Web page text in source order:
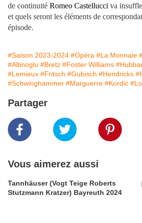
de continuité Romeo Castellucci va
et quels seront les éléments de
épisode.
#Saison 2023-2024 #Opéra #La Monnaie
#Altinoglu #Bretz #Foster Williams
#Lemieux #Fritsch #Gubisch #Hendricks
#Schwinghammer #Marguerre #Kordić
Partager
Vous aimerez aussi
Tannhäuser (Vogt Teige Roberts
Stutzmann Kratzer) Bayreuth 2024